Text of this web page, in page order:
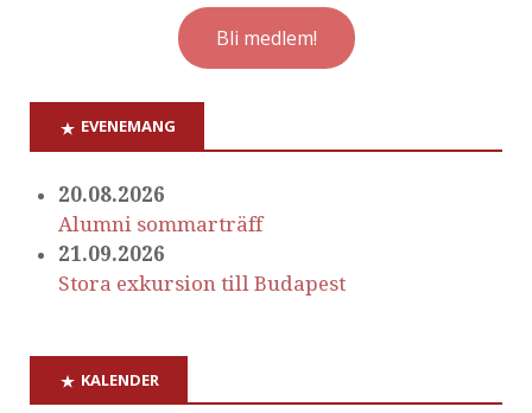
Bli medlem!
EVENEMANG
20.08.2026
Alumni sommarträff
21.09.2026
Stora exkursion till Budapest
KALENDER